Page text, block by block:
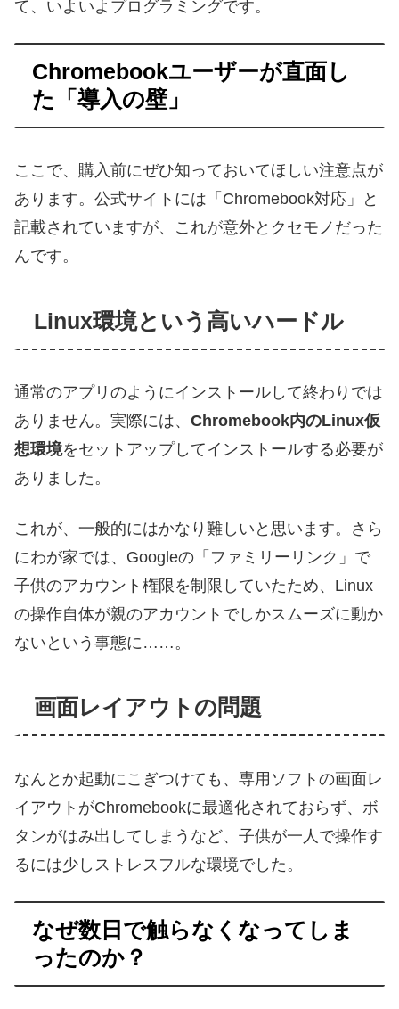
て、いよいよプログラミングです。
Chromebookユーザーが直面し
た「導入の壁」
ここで、購入前にぜひ知っておいてほしい注意点が
あります。公式サイトには「Chromebook対応」と
記載されていますが、これが意外とクセモノだった
んです。
Linux環境という高いハードル
通常のアプリのようにインストールして終わりでは
ありません。実際には、 Chromebook内のLinux仮
想環境をセットアップしてインストールする必要が
ありました。
これが、一般的にはかなり難しいと思います。さら
にわが家では、Googleの「ファミリーリンク」で
子供のアカウント権限を制限していたため、Linux
の操作自体が親のアカウントでしかスムーズに動か
ないという事態に……。
画面レイアウトの問題
なんとか起動にこぎつけても、専用ソフトの画面レ
イアウトがChromebookに最適化されておらず、ボ
タンがはみ出してしまうなど、子供が一人で操作す
るには少しストレスフルな環境でした。
なぜ数日で触らなくなってしま
ったのか？